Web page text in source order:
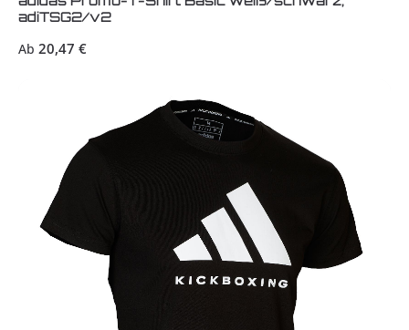
adiTSG2/v2
Regulärer Preis:
Ab 20,47 €